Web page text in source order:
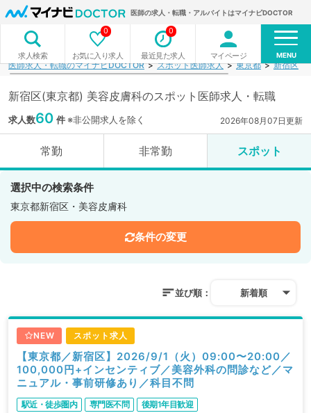
医師の求人・転職・アルバイトはマイナビDOCTOR
求人検索 お気に入り求人
0
最近見た求人
0
マイページ MENU
医師求人・転職のマイナビDOCTOR スポット医師求人 東京都 新宿区
新宿区(東京都) 美容皮膚科のスポット医師求人・転職
求人数60 件※非公開求人を除く 2026年08月07日更新
常勤 非常勤 スポット
選択中の検索条件
東京都新宿区・美容皮膚科
条件の変更
並び順： 新着順
NEW スポット求人
【東京都／新宿区】2026/9/1（火）09:00〜20:00／
100,000円+インセンティブ／美容外科の問診など／マ
ニュアル・事前研修あり／科目不問
駅近・徒歩圏内 専門医不問 後期1年目歓迎